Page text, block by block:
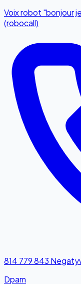
Voix robot "bonjour
(robocall)
814 779 843
Dpam